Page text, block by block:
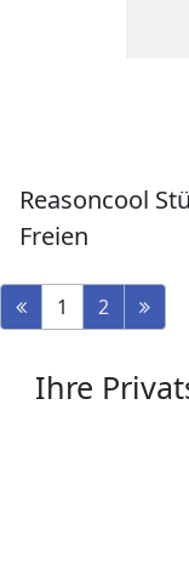
Reasoncool
Freien
1 2
Ihre